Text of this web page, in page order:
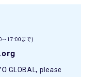
〜17:00まで)
GLOBAL, please